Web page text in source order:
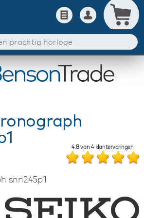
snn245p1
4.8van4klantervaringen